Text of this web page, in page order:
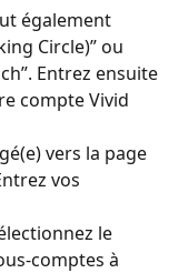
également
Circle)” ou
Entrez ensuite
compte Vivid
vers la page
vos
le
comptes à